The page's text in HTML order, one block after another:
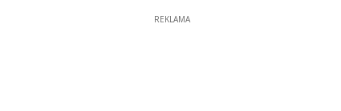
REKLAMA